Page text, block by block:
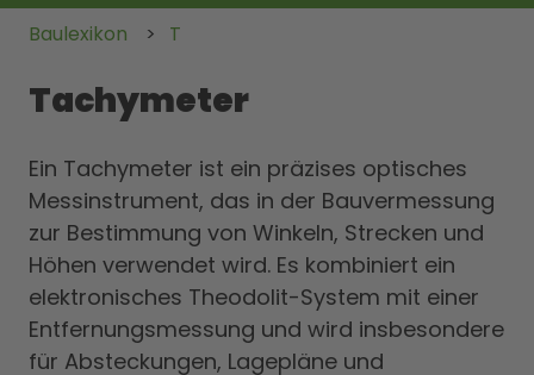
Baulexikon T
Tachymeter
Ein Tachymeter ist ein präzises optisches
Messinstrument, das in der Bauvermessung
zur Bestimmung von Winkeln, Strecken und
Höhen verwendet wird. Es kombiniert ein
elektronisches Theodolit-System mit einer
Entfernungsmessung und wird insbesondere
für Absteckungen, Lagepläne und